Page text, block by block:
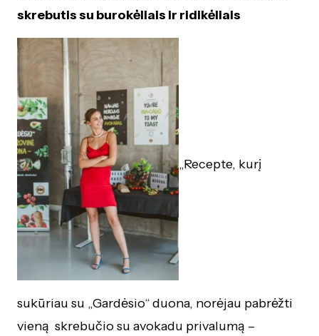
skrebutis su burokėliais ir ridikėliais
„Recepte, kurį
sukūriau su „Gardėsio“ duona, norėjau pabrėžti
vieną skrebučio su avokadu privalumą –